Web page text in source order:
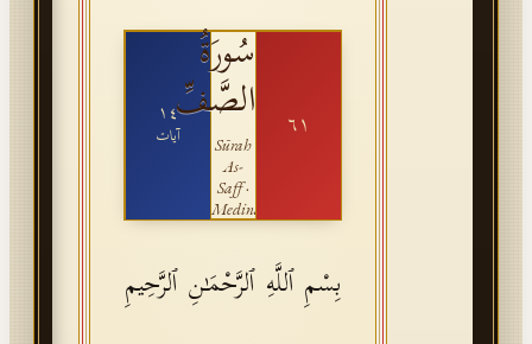
١٤
آيات
سُورَةُ
الصَّفِّ
Sūrah
As-
Saff·
Medinan
٦١
بِسْمِ ٱللَّهِ ٱلرَّحْمَـٰنِ ٱلرَّحِيمِ